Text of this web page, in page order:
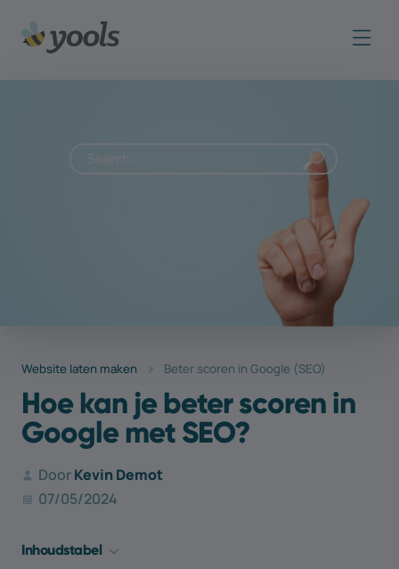
Website laten maken Beter scoren in Google (SEO)
Hoe kan je beter scoren in
Google met SEO?
DoorKevin Demot
07/05/2024
Inhouds­tabel